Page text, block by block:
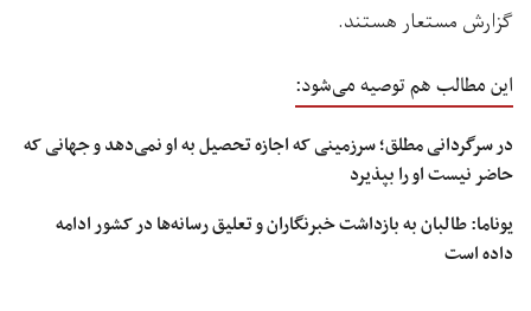
گزارش مستعار هستند.
این مطالب هم توصیه می‌شود:
در سرگردانی مطلق؛ سرزمینی که اجازه تحصیل به او نمی‌دهد و جهانی که
حاضر نیست او را بپذیرد
یوناما: طالبان به بازداشت خبرنگاران و تعلیق رسانه‌ها در کشور ادامه
داده است